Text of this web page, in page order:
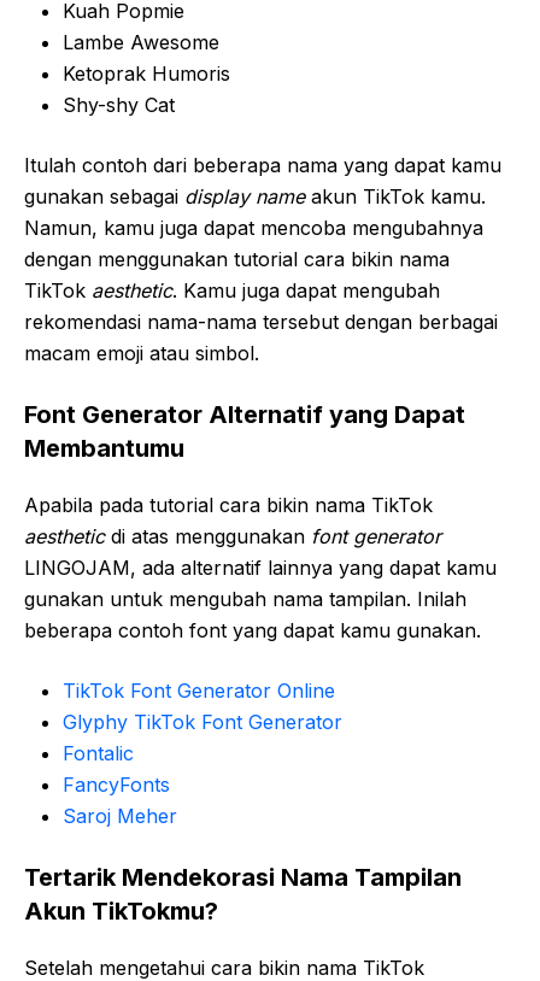
Kuah Popmie
Lambe Awesome
Ketoprak Humoris
Shy-shy Cat
Itulah contoh dari beberapa nama yang dapat kamu
gunakan sebagai display nameakun TikTok kamu.
Namun, kamu juga dapat mencoba mengubahnya
dengan menggunakan tutorial cara bikin nama
TikTok aesthetic. Kamu juga dapat mengubah
rekomendasi nama-nama tersebut dengan berbagai
macam emoji atau simbol.
Font Generator Alternatif yang Dapat
Membantumu
Apabila pada tutorial cara bikin nama TikTok
aestheticdi atas menggunakan font generator
LINGOJAM, ada alternatif lainnya yang dapat kamu
gunakan untuk mengubah nama tampilan. Inilah
beberapa contoh font yang dapat kamu gunakan.
TikTok Font Generator Online
Glyphy TikTok Font Generator
Fontalic
FancyFonts
Saroj Meher
Tertarik Mendekorasi Nama Tampilan
Akun TikTokmu?
Setelah mengetahui cara bikin nama TikTok